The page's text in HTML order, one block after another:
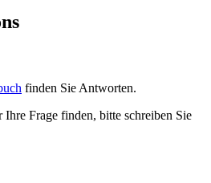
finden Sie Antworten.
Frage finden, bitte schreiben Sie